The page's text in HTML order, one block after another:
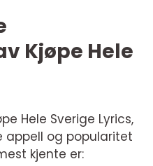
Kjøpe Hele
Hele Sverige Lyrics,
appell og popularitet
kjente er: